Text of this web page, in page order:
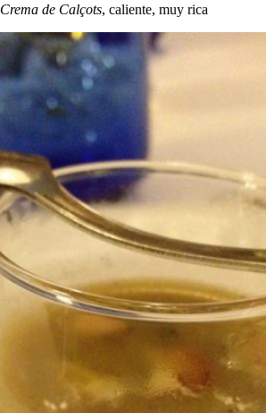
Crema de Calçots, caliente, muy rica